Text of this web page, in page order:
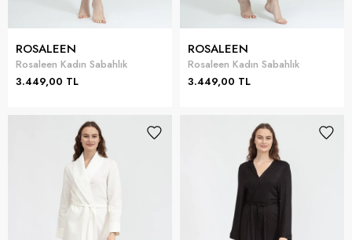
ROSALEEN
Rosaleen Kadın Sabahlık
3.449,00 TL
ROSALEEN
Rosaleen Kadın Sabahlık
3.449,00 TL